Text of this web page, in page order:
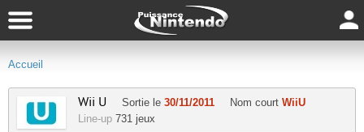
Accueil
Wii U Sortie le 30/11/2011 Nom court WiiU
Line-up 731 jeux